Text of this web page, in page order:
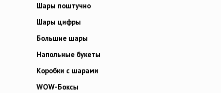
Шары поштучно
Шары цифры
Большие шары
Напольные букеты
Коробки с шарами
WOW-Боксы